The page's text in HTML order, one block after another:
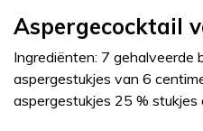
Aspergecocktail
Ingrediënten: 7 gehalveerde
aspergestukjes van 6
aspergestukjes 25 % stukjes